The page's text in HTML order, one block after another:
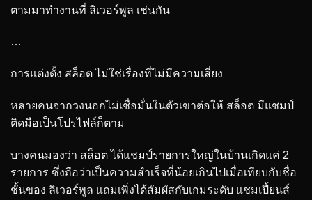
ตามมาทำงานที่ ลิเวอร์พูล เช่นกัน
…
การแต่งตั้ง สล็อต ไม่ใช่เรื่องที่ไม่มีความเสี่ยง
หลายคนจากวงนอกไม่เชื่อมั่นในตัวเขาต่อให้ สล็อต มีแชมป์
ติดมือเป็นโปรไฟล์ก็ตาม
บางคนมองว่า สล็อต ได้แชมป์รายการใหญ่ในบ้านเกิดแค่ 2
รายการ ซึ่งถือว่าเป็นความสำเร็จที่น้อยเกินไปเมื่อเทียบกับชื่อ
ชั้นของ ลิเวอร์พูล แถมเพิ่งได้สัมผัสกับเกมระดับ แชมเปี้ยนส์